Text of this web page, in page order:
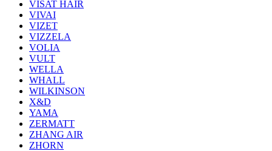
VISAT HAIR
VIVAI
VIZET
VIZZELA
VOLIA
VULT
WELLA
WHALL
WILKINSON
X&D
YAMA
ZERMATT
ZHANG AIR
ZHORN